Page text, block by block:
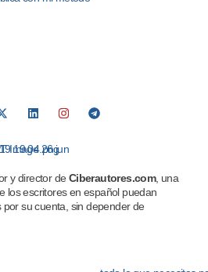
y director de Ciberautores.com, una
los escritores en español puedan
su cuenta, sin depender de